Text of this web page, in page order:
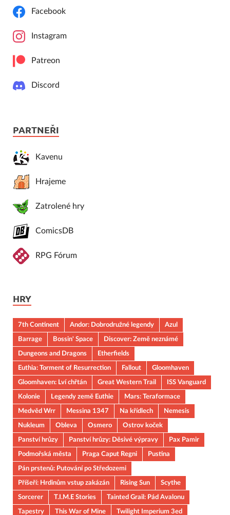
Facebook
Instagram
Patreon
Discord
PARTNEŘI
Kavenu
Hrajeme
Zatrolené hry
ComicsDB
RPG Fórum
HRY
7th Continent Andor: Dobrodružné legendy
Azul
Barrage
Bossin' Space
Discover: Země neznámé
Dungeons and Dragons
Etherfields
Euthia: Torment of Resurrection
Fallout
Gloomhaven
Gloomhaven: Lví chřtán
Great Western Trail
ISS Vanguard
Kolonie
Legendy země Euthie
Mars: Teraformace
Medvěd Wrr
Messina 1347 Na křídlech
Nemesis
Nukleum
Obleva Osmero
Ostrov koček
Panství hrůzy
Panství hrůzy: Děsivé výpravy
Pax Pamir
Podmořská města
Praga Caput Regni
Pustina
Pán prstenů: Putování po Středozemi
Příšeří: Hrdinům vstup zakázán
Rising Sun
Scythe
Sorcerer
T.I.M.E Stories
Tainted Grail: Pád Avalonu
Tapestry
This War of Mine Twilight Imperium 3ed